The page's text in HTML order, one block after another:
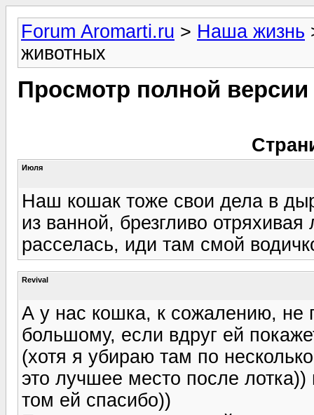
Forum Aromarti.ru > Наша жизнь
животных
Просмотр полной
Июля
Наш кошак тоже свои дела в
из ванной, брезгливо
расселась, иди там смой
Revival
А у нас кошка, к сожалению, не
большому, если вдруг ей
(хотя я убираю там по
это лучшее место после
том ей спасибо))